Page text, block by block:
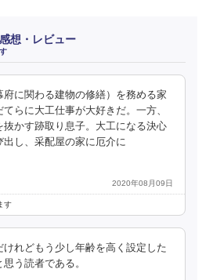
想・レビュー
に関わる建物の修繕）を務める家
らに大工仕事が大好きだ。一方、
抜かす跡取り息子。大工になる決心
出し、采配屋の家に厄介に
2020年08月09日
す
れどもう少し年齢を高く設定した
う読者である。